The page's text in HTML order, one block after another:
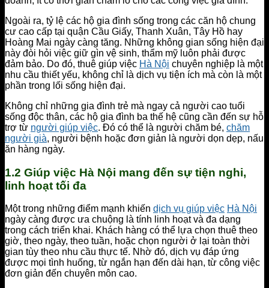
Ngoài ra, tỷ lệ các hộ gia đình sống trong các căn hộ chung
cư cao cấp tại quận Cầu Giấy, Thanh Xuân, Tây Hồ hay
Hoàng Mai ngày càng tăng. Những không gian sống hiện đại
này đòi hỏi việc giữ gìn vệ sinh, thẩm mỹ luôn phải được
đảm bảo. Do đó, thuê giúp việc Hà Nội chuyên nghiệp là một
nhu cầu thiết yếu, không chỉ là dịch vụ tiện ích mà còn là một
phần trong lối sống hiện đại.
Không chỉ những gia đình trẻ mà ngay cả người cao tuổi
sống độc thân, các hộ gia đình ba thế hệ cũng cần đến sự hỗ
trợ từ người giúp việc. Đó có thể là người chăm bé, chăm
người già, người bệnh hoặc đơn giản là người dọn dẹp, nấu
ăn hàng ngày.
1.2 Giúp việc Hà Nội mang đến sự tiện nghi,
linh hoạt tối đa
Một trong những điểm mạnh khiến dịch vụ giúp việc Hà Nội
ngày càng được ưa chuộng là tính linh hoạt và đa dạng
trong cách triển khai. Khách hàng có thể lựa chọn thuê theo
giờ, theo ngày, theo tuần, hoặc chọn người ở lại toàn thời
gian tùy theo nhu cầu thực tế. Nhờ đó, dịch vụ đáp ứng
được mọi tình huống, từ ngắn hạn đến dài hạn, từ công việc
đơn giản đến chuyên môn cao.